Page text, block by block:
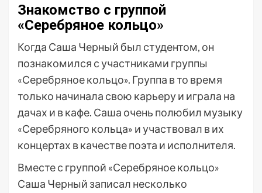
Знакомство с группой
«Серебряное кольцо»
Когда Саша Черный был студентом, он
познакомился с участниками группы
«Серебряное кольцо». Группа в то время
только начинала свою карьеру и играла на
дачах и в кафе. Саша очень полюбил музыку
«Серебряного кольца» и участвовал в их
концертах в качестве поэта и исполнителя.
Вместе с группой «Серебряное кольцо»
Саша Черный записал несколько